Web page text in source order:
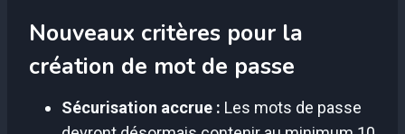
Nouveaux critères pour la
création de mot de passe
Sécurisation accrue : Les mots de passe